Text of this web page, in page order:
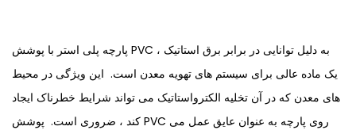
پارچه پلی استر با پوشش PVC به دلیل توانایی در برابر برق استاتیک ،
یک ماده عالی برای سیستم های تهویه معدن است. این ویژگی در محیط
های معدن که در آن تخلیه الکترواستاتیک می تواند شرایط خطرناک ایجاد
کند ، ضروری است. پوشش PVC روی پارچه به عنوان عایق عمل می